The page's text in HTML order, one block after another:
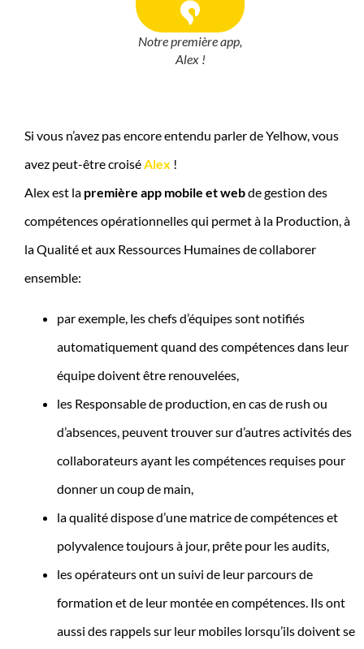
Notre première app,
Alex !
Si vous n’avez pas encore entendu parler de Yelhow, vous
avez peut-être croiséAlex !
Alex est la première app mobile et webde gestion des
compétences opérationnelles qui permet à la Production, à
la Qualité et aux Ressources Humaines de collaborer
ensemble:
par exemple, les chefs d’équipes sont notifiés
automatiquement quand des compétences dans leur
équipe doivent être renouvelées,
les Responsable de production, en cas de rush ou
d’absences, peuvent trouver sur d’autres activités des
collaborateurs ayant les compétences requises pour
donner un coup de main,
la qualité dispose d’une matrice de compétences et
polyvalence toujours à jour, prête pour les audits,
les opérateurs ont un suivi de leur parcours de
formation et de leur montée en compétences. Ils ont
aussi des rappels sur leur mobiles lorsqu’ils doivent se